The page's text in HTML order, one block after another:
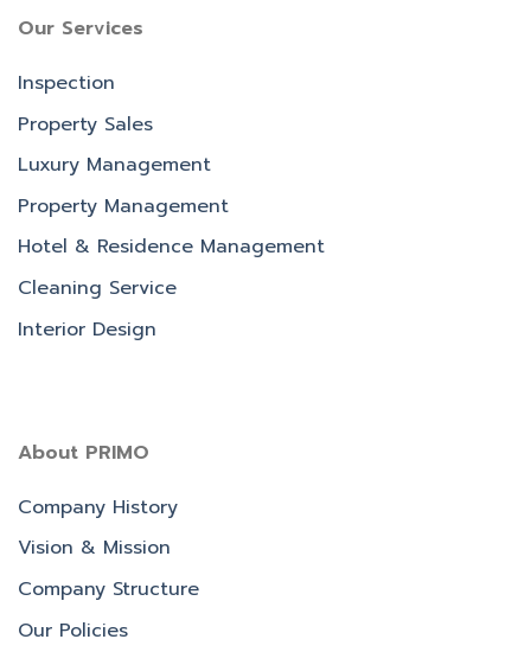
Our Services
Inspection
Property Sales
Luxury Management
Property Management
Hotel & Residence Management
Cleaning Service
Interior Design
About PRIMO
Company History
Vision & Mission
Company Structure
Our Policies